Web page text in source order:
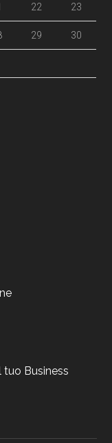
22 23
29 30
tuo Business